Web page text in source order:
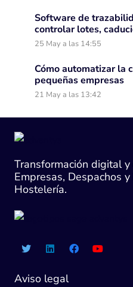
Software de
controlar lotes,
25 May a las 14:55
Cómo automatizar la
pequeñas empresas
21 May a las 13:42
Transformación digital
Empresas, Despachos
Hostelería.
Aviso legal